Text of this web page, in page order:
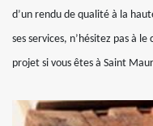
d’un rendu de qualité à la
ses services, n’hésitez pas à
projet si vous êtes à Saint